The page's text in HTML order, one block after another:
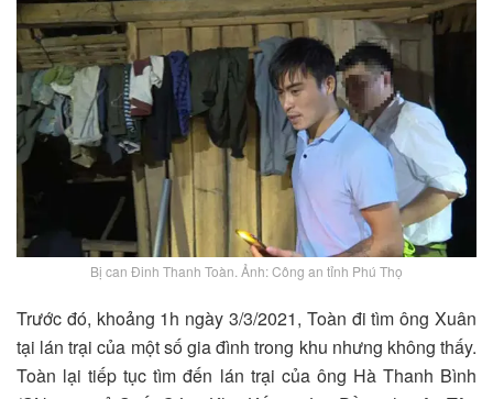
Bị can Đinh Thanh Toàn. Ảnh: Công an tỉnh Phú Thọ
Trước đó, khoảng 1h ngày 3/3/2021, Toàn đi tìm ông Xuân
tại lán trại của một số gia đình trong khu nhưng không thấy.
Toàn lại tiếp tục tìm đến lán trại của ông Hà Thanh Bình